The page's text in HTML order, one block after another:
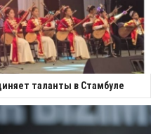
таланты в Стамбуле